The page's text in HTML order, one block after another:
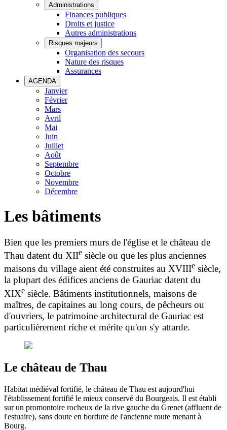
Administrations
Finances publiques
Droits et justice
Autres administrations
Risques majeurs
Organisation des secours
Nature des risques
Assurances
AGENDA
Janvier
Février
Mars
Avril
Mai
Juin
Juillet
Août
Septembre
Octobre
Novembre
Décembre
Les bâtiments
Bien que les premiers murs de l'église et le château de
Thau datent du XIIe siècle ou que les plus anciennes
maisons du village aient été construites au XVIIIe siècle,
la plupart des édifices anciens de Gauriac datent du
XIXe siècle. Bâtiments institutionnels, maisons de
maîtres, de capitaines au long cours, de pêcheurs ou
d'ouvriers, le patrimoine architectural de Gauriac est
particulièrement riche et mérite qu'on s'y attarde.
Le château de Thau
Habitat médiéval fortifié, le château de Thau est aujourd'hui
l'établissement fortifié le mieux conservé du Bourgeais. Il est établi
sur un promontoire rocheux de la rive gauche du Grenet (affluent de
l'estuaire), sans doute en bordure de l'ancienne route menant à
Bourg.